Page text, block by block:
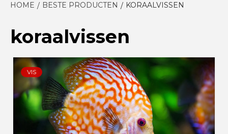
HOME BESTE PRODUCTEN KORAALVISSEN
koraalvissen
VIS